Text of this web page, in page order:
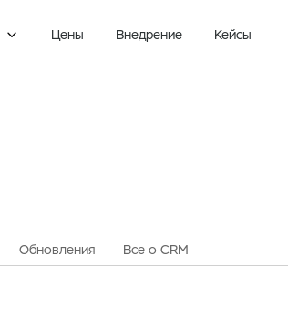
 Цены Внедрение Кейсы
Обновления Все о CRM